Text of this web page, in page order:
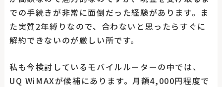
での手続きが非常に面倒だった経験があります。ま
た実質2年縛りなので、合わないと思ったらすぐに
解約できないのが厳しい所です。
私も今検討しているモバイルルーターの中では、
UQ WiMAXが候補にあります。月額4,000円程度で